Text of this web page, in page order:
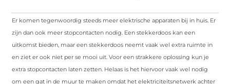
Er komen tegenwoordig steeds meer elektrische apparaten bij in huis. Er
zijn dan ook meer stopcontacten nodig. Een stekkerdoos kan een
uitkomst bieden, maar een stekkerdoos neemt vaak wel extra ruimte in
en ziet er ook niet per se mooi uit. Voor een strakkere oplossing kun je
extra stopcontacten laten zetten. Helaas is het hiervoor vaak wel nodig
om een gat in de muur te maken omdat het elektriciteitsnetwerk achter